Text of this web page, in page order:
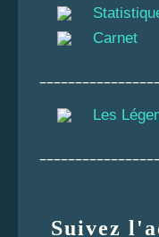
Carnet
Les
Suivez